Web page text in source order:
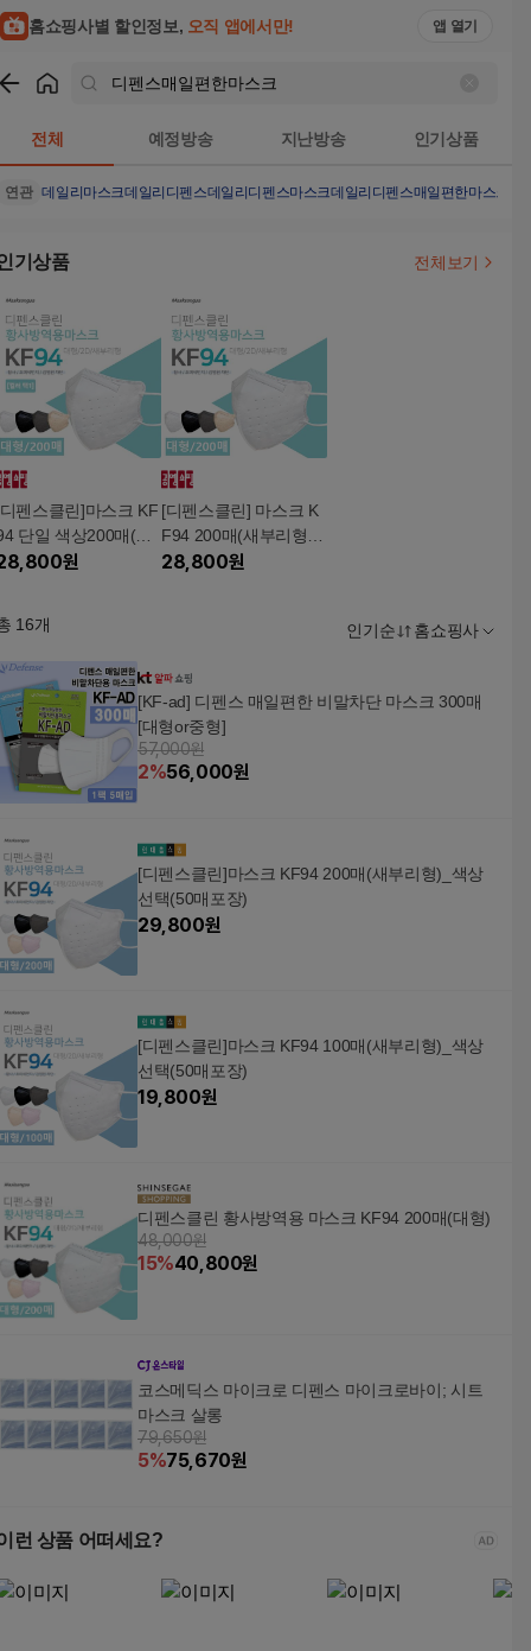
홈쇼핑사별 할인정보, 오직 앱에서만! 앱 열기
전체 예정방송 지난방송 인기상품
연관 데일리마스크데일리디펜스데일리디펜스마스크데일리디펜스매일편한마스크
기상품 전체보기
펜스클린]마스크 KF
단일 색상200매(새
리형/색상선택/50매
원
[디펜스클린] 마스크 K
F94 200매(새부리형)_
4가지 색상혼합 50매포
28,800원
16개 인기순 홈쇼핑사
[KF-ad] 디펜스 매일편한 비말차단 마스크 300매
[대형or중형]
57,000원
2%56,000원
[디펜스클린]마스크 KF94 200매(새부리형)_색상
선택(50매포장)
29,800원
[디펜스클린]마스크 KF94 100매(새부리형)_색상
선택(50매포장)
19,800원
디펜스클린 황사방역용 마스크 KF94 200매(대형)
48,000원
15%40,800원
코스메딕스 마이크로 디펜스 마이크로바이; 시트
마스크 살롱
79,650원
5%75,670원
런 상품 어떠세요?